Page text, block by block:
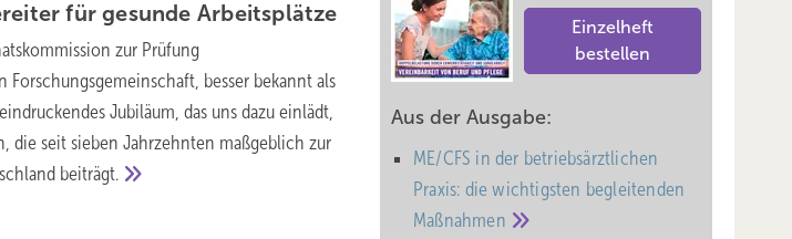
für gesunde Arbeitsplätze
zur Prüfung
besser bekannt als
Jubiläum, das uns dazu einlädt,
die seit sieben Jahrzehnten maßgeblich zur
beiträgt.
Einzelheft
bestellen
Aus der Ausgabe:
ME/CFS in der betriebsärztlichen
Praxis: die wichtigsten begleitenden
Maßnahmen